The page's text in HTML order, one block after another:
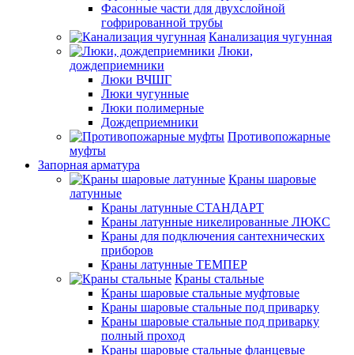
Фасонные части для двухслойной
гофрированной трубы
Канализация чугунная
Люки,
дождеприемники
Люки ВЧШГ
Люки чугунные
Люки полимерные
Дождеприемники
Противопожарные
муфты
Запорная арматура
Краны шаровые
латунные
Краны латунные СТАНДАРТ
Краны латунные никелированные ЛЮКС
Краны для подключения сантехнических
приборов
Краны латунные ТЕМПЕР
Краны стальные
Краны шаровые стальные муфтовые
Краны шаровые стальные под приварку
Краны шаровые стальные под приварку
полный проход
Краны шаровые стальные фланцевые